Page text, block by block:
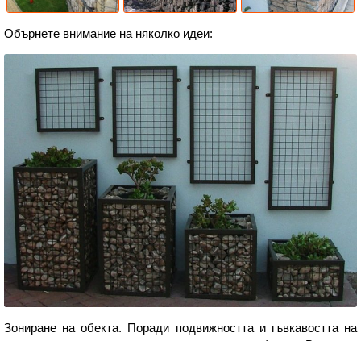
Обърнете внимание на няколко идеи:
Зониране на обекта. Поради подвижността и гъвкавостта на